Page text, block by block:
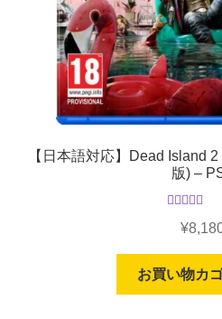
【日本語対応】Dead Island
版) –
の評
¥
お買い物カ